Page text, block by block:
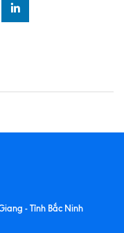
- Tỉnh Bắc Ninh